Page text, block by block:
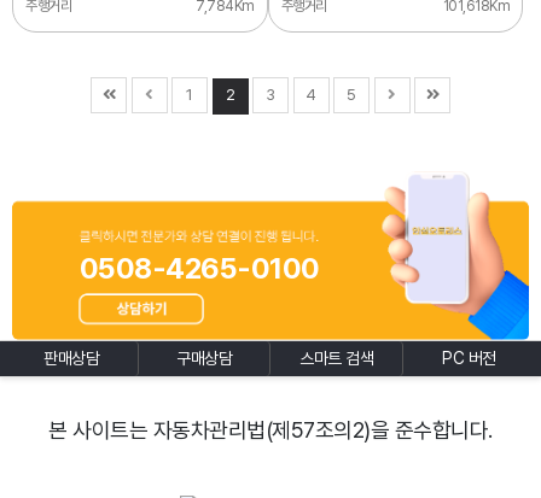
주행거리 7,784Km 주행거리 101,618Km
1 2 3 4 5
0508-4265-0100
판매상담 구매상담 스마트 검색 PC 버전
본 사이트는 자동차관리법(제57조의2)을 준수합니다.